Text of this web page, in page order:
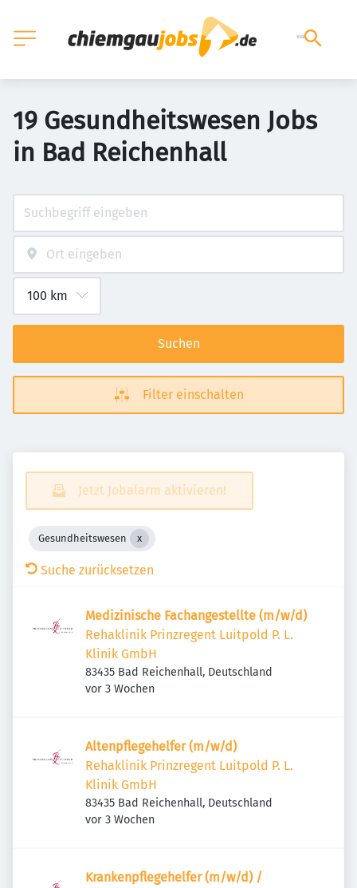
19 Gesundheitswesen Jobs
in Bad Reichenhall
Suchen
Filter einschalten
Jetzt Jobalarm aktivieren!
Gesundheitswesen
Suche zurücksetzen
Medizinische Fachangestellte (m/w/d)
Rehaklinik Prinzregent Luitpold P. L.
Klinik GmbH
83435 Bad Reichenhall, Deutschland
Veröffentlicht
vor 3 Wochen
Altenpflegehelfer (m/w/d)
Rehaklinik Prinzregent Luitpold P. L.
Klinik GmbH
83435 Bad Reichenhall, Deutschland
Veröffentlicht
vor 3 Wochen
Krankenpflegehelfer (m/w/d) /